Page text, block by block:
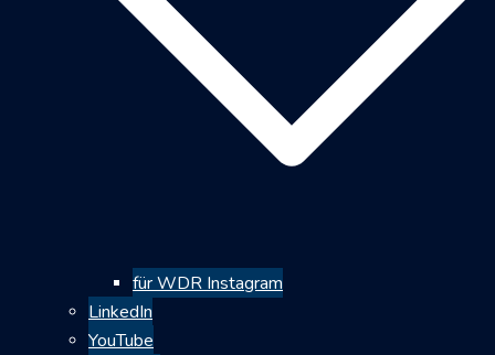
für WDR Instagram
LinkedIn
YouTube